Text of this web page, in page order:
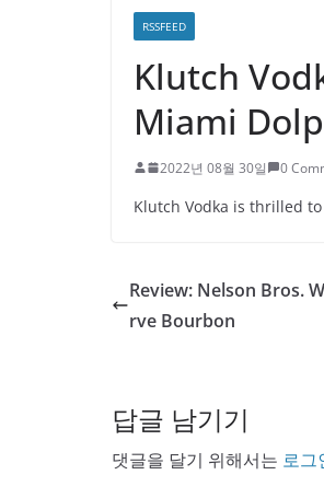
RSSFEED
Klutch
Miami
2022년 08월 30일 0
Klutch Vodka is thrilled
Review: Nelson Bros.
rve Bourbon
답글 남기기
댓글을 달기 위해서는 로그